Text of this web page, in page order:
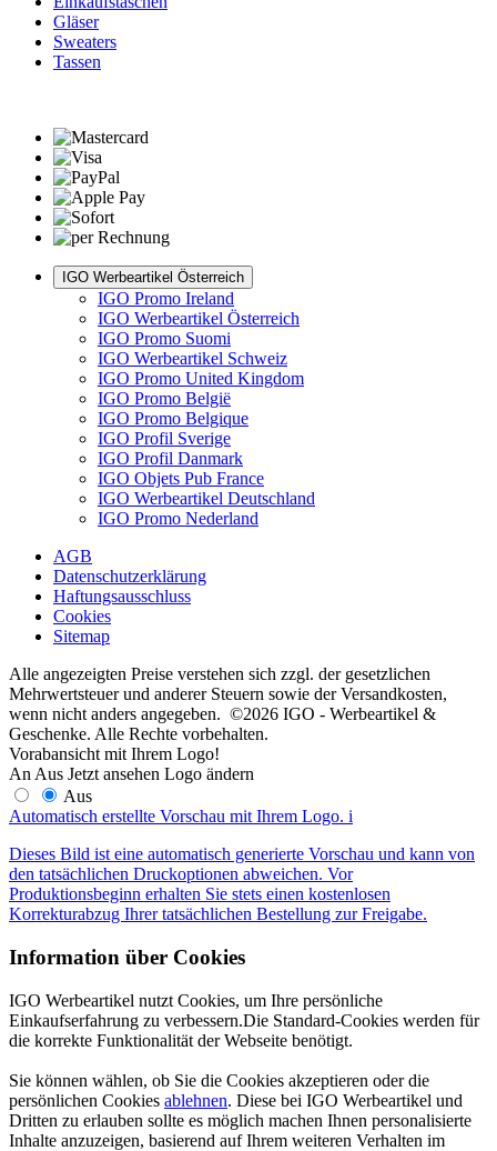
Gläser
Sweaters
Tassen
IGO Werbeartikel Österreich
IGO Promo Ireland
IGO Werbeartikel Österreich
IGO Promo Suomi
IGO Werbeartikel Schweiz
IGO Promo United Kingdom
IGO Promo België
IGO Promo Belgique
IGO Profil Sverige
IGO Profil Danmark
IGO Objets Pub France
IGO Werbeartikel Deutschland
IGO Promo Nederland
AGB
Datenschutzerklärung
Haftungsausschluss
Cookies
Sitemap
Alle angezeigten Preise verstehen sich zzgl. der gesetzlichen
Mehrwertsteuer und anderer Steuern sowie der Versandkosten,
wenn nicht anders angegeben. ©2026 IGO - Werbeartikel &
Geschenke. Alle Rechte vorbehalten.
Vorabansicht mit Ihrem Logo!
AnAus Jetzt ansehen Logo ändern
Aus
Automatisch erstellte Vorschau mit Ihrem Logo. i
Dieses Bild ist eine automatisch generierte Vorschau und kann von
den tatsächlichen Druckoptionen abweichen. Vor
Produktionsbeginn erhalten Sie stets einen kostenlosen
Korrekturabzug Ihrer tatsächlichen Bestellung zur Freigabe.
Information über Cookies
IGO Werbeartikel nutzt Cookies, um Ihre persönliche
Einkaufserfahrung zu verbessern.Die Standard-Cookies werden für
die korrekte Funktionalität der Webseite benötigt.
Sie können wählen, ob Sie die Cookies akzeptieren oder die
persönlichen Cookies ablehnen. Diese bei IGO Werbeartikel und
Dritten zu erlauben sollte es möglich machen Ihnen personalisierte
Inhalte anzuzeigen, basierend auf Ihrem weiteren Verhalten im